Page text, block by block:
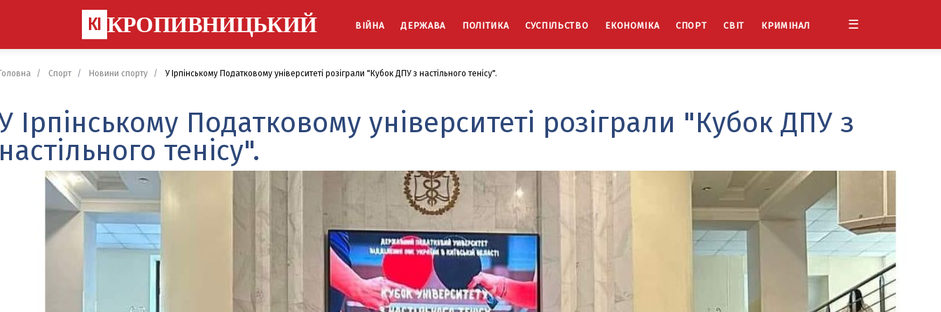
КІ КРОПИВНИЦЬКИЙ ВІЙНА ДЕРЖАВА ПОЛІТИКА СУСПІЛЬСТВО ЕКОНОМІКА СПОРТ СВІТ КРИМІНАЛ ☰
Спорт Новини спорту У Ірпінському Податковому університеті розіграли "Кубок ДПУ з настільного тенісу".
Ірпінському Податковому університеті розіграли "Кубок ДПУ з
тенісу".